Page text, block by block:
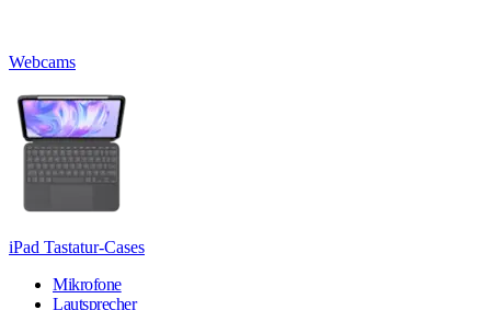
Webcams
iPad Tastatur-Cases
Mikrofone
Lautsprecher